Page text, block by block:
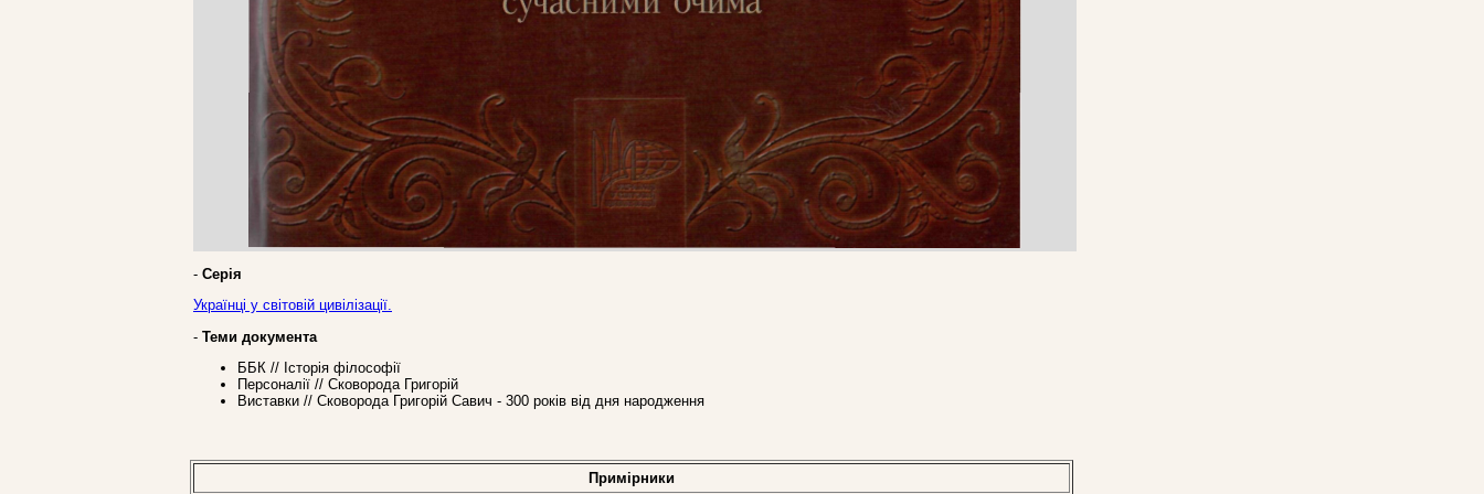
- Серія
Українці у світовій цивілізації.
- Теми документа
ББК // Історія філософії
Персоналії // Сковорода Григорій
Виставки // Сковорода Григорій Савич - 300 років від дня народження
Примірники